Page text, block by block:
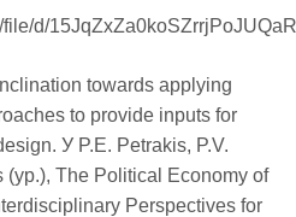
file/d/
towards applying
to provide inputs for
У P.E. Petrakis, P.V.
(ур.), The Political Economy of
Perspectives for